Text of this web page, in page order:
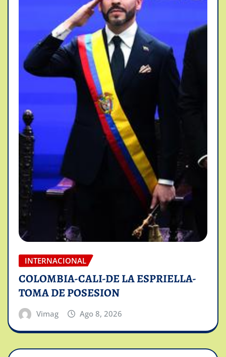
INTERNACIONAL
COLOMBIA-CALI-DE LA ESPRIELLA-
TOMA DE POSESION
Vimag Ago 8, 2026